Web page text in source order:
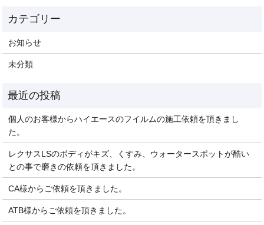
お知らせ
未分類
個人のお客様からハイエースのフイルムの施工依頼を頂きまし
た。
レクサスLSのボディがキズ、くすみ、ウォータースポットが酷い
との事で磨きの依頼を頂きました。
CA様からご依頼を頂きました。
ATB様からご依頼を頂きました。